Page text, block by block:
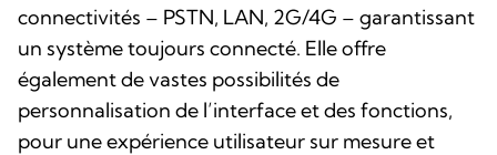
connectivités – PSTN, LAN, 2G/4G – garantissant
un système toujours connecté. Elle offre
également de vastes possibilités de
personnalisation de l’interface et des fonctions,
pour une expérience utilisateur sur mesure et